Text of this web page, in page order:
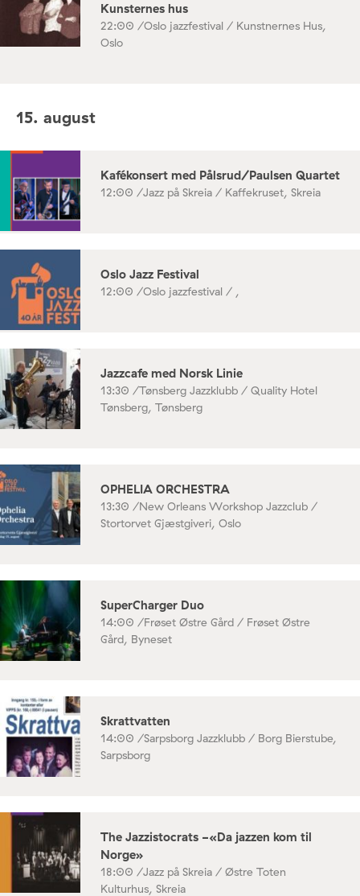
Kunsternes hus
22:00 /Oslo jazzfestival / Kunstnernes Hus,
Oslo
15. august
Kafékonsert med Pålsrud/Paulsen Quartet
12:00 /Jazz på Skreia / Kaffekruset, Skreia
Oslo Jazz Festival
12:00 /Oslo jazzfestival / ,
Jazzcafe med Norsk Linie
13:30 /Tønsberg Jazzklubb / Quality Hotel
Tønsberg, Tønsberg
OPHELIA ORCHESTRA
13:30 /New Orleans Workshop Jazzclub /
Stortorvet Gjæstgiveri, Oslo
SuperCharger Duo
14:00 /Frøset Østre Gård / Frøset Østre
Gård, Byneset
Skrattvatten
14:00 /Sarpsborg Jazzklubb / Borg Bierstube,
Sarpsborg
The Jazzistocrats -«Da jazzen kom til
Norge»
18:00 /Jazz på Skreia / Østre Toten
Kulturhus, Skreia